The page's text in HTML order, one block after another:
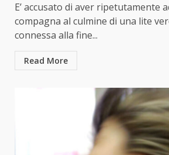
E’ accusato di aver ripetutamente
compagna al culmine di una lite
connessa alla fine...
Read More